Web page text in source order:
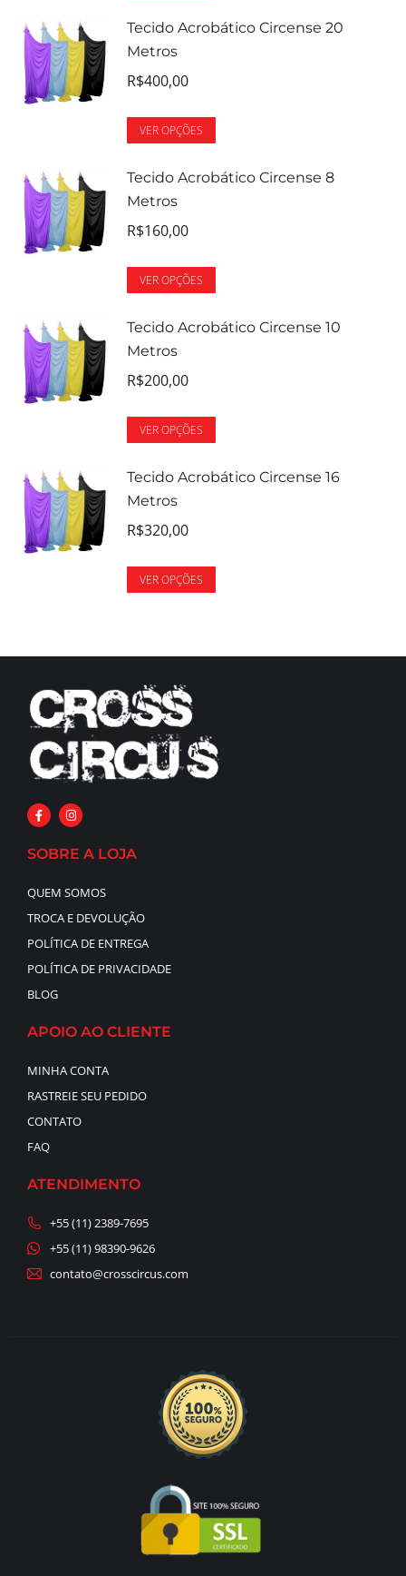
Tecido Acrobático Circense 20
Metros
R$400,00
VER OPÇÕES
Tecido Acrobático Circense 8
Metros
R$160,00
VER OPÇÕES
Tecido Acrobático Circense 10
Metros
R$200,00
VER OPÇÕES
Tecido Acrobático Circense 16
Metros
R$320,00
VER OPÇÕES
SOBRE A LOJA
QUEM SOMOS
TROCA E DEVOLUÇÃO
POLÍTICA DE ENTREGA
POLÍTICA DE PRIVACIDADE
BLOG
APOIO AO CLIENTE
MINHA CONTA
RASTREIE SEU PEDIDO
CONTATO
FAQ
ATENDIMENTO
+55 (11) 2389-7695
+55 (11) 98390-9626
contato@crosscircus.com